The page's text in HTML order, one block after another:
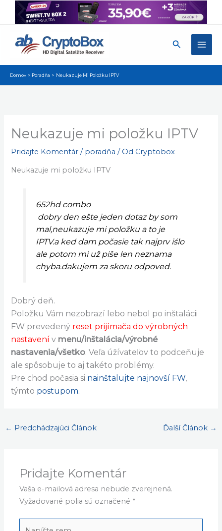
Preskočiť
Hľadať
Domov Poradňa Neukazuje Mi Položku IPTV
Neukazuje mi položku IPTV
Pridajte Komentár / poradňa / Od Cryptobox
Neukazuje mi položku IPTV
652hd combo
dobry den ešte jeden dotaz by som
mal,neukazuje mi položku a to je
IPTV.a ked dam počasie tak najprv iślo
ale potom mi už piše len neznama
chyba.dakujem za skoru odpoved.
Dobrý deň.
Položku Vám nezobrazí lebo nebol po inštalácii
FW prevedený reset prijímača do výrobných
nastavení v menu/inštalácia/výrobné
nastavenia/všetko. Veľa úžívateľov to podceňuje
ale spôsobuje to aj takéto problémy.
Pre chod počasia si nainštalujte najnovší FW,
týmto postupom.
← Predchádzajúci Článok Ďalší Článok →
Pridajte Komentár
Vaša e-mailová adresa nebude zverejnená.
Vyžadované polia sú označené *